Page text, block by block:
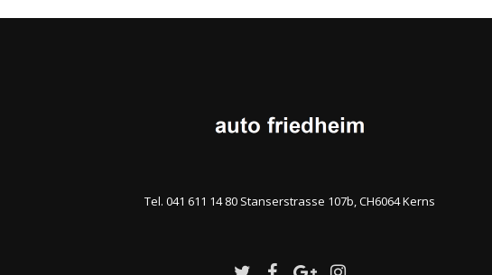
Tel. 041 611 14 80 Stanserstrasse 107b, CH6064 Kerns